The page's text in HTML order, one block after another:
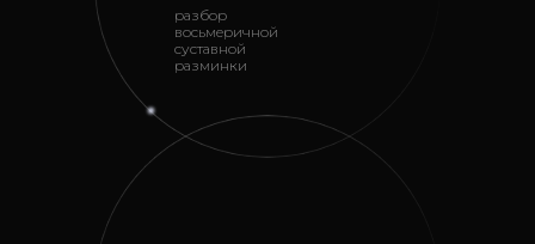
разбор
восьмеричной
суставной
разминки